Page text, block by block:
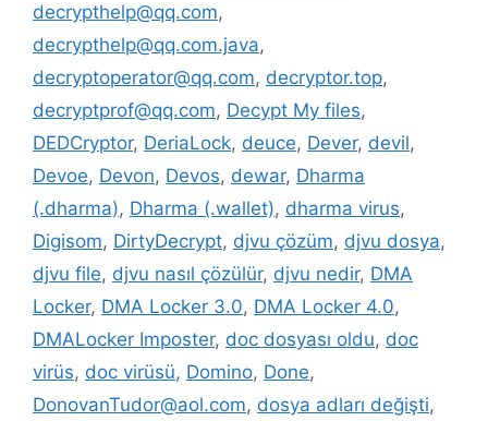
decrypthelp@qq.com,
decrypthelp@qq.com.java,
decryptoperator@qq.com, decryptor.top,
decryptprof@qq.com, Decypt My files,
DEDCryptor, DeriaLock, deuce, Dever, devil,
Devoe, Devon, Devos, dewar, Dharma
(.dharma), Dharma (.wallet), dharma virus,
Digisom, DirtyDecrypt, djvu çözüm, djvu dosya,
djvu file, djvu nasıl çözülür, djvu nedir, DMA
Locker, DMA Locker 3.0, DMA Locker 4.0,
DMALocker Imposter, doc dosyası oldu, doc
virüs, doc virüsü, Domino, Done,
DonovanTudor@aol.com, dosya adları değişti,